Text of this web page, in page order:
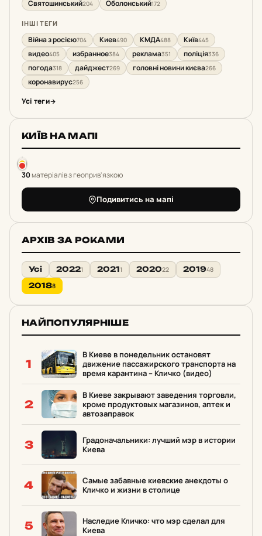
Святошинський204 Оболонський172
ІНШІ ТЕГИ
Війна з росією704 Киев490 КМДА488 Київ445
видео405 избранное384 реклама351 поліція336
погода318 дайджест269 головні новини києва266
коронавирус256
Усі теги
КИЇВ НА МАПІ
30матеріалів з геоприв'язкою
Подивитись на мапі
АРХІВ ЗА РОКАМИ
Усі 20221 20211 202022 201948
20188
НАЙПОПУЛЯРНІШЕ
1
В Киеве в понедельник остановят
движение пассажирского транспорта на
время карантина – Кличко (видео)
2
В Киеве закрывают заведения торговли,
кроме продуктовых магазинов, аптек и
автозаправок
3
Градоначальники: лучший мэр в истории
Киева
4
Самые забавные киевские анекдоты о
Кличко и жизни в столице
5
Наследие Кличко: что мэр сделал для
Киева